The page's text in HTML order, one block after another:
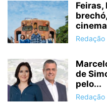
Redação
de
pelo...
Redação